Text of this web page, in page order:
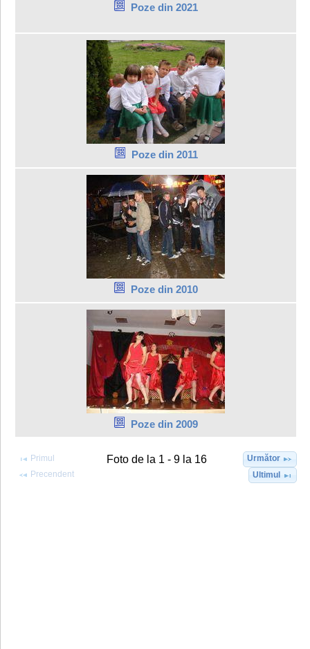
Poze din 2021
Poze din 2011
Poze din 2010
Poze din 2009
Primul
Precendent
Foto de la 1 - 9 la 16
Următor
Ultimul